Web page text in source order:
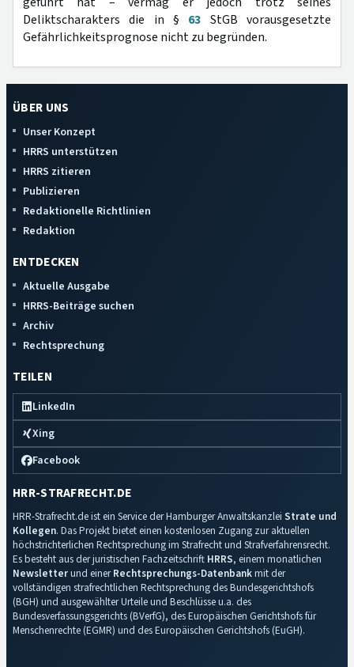
Deliktscharakters die in § 63 StGB vorausgesetzte
Gefährlichkeitsprognose nicht zu begründen.
ÜBER UNS
Unser Konzept
HRRS unterstützen
HRRS zitieren
Publizieren
Redaktionelle Richtlinien
Redaktion
ENTDECKEN
Aktuelle Ausgabe
HRRS-Beiträge suchen
Archiv
Rechtsprechung
TEILEN
LinkedIn
Xing
Facebook
HRR-STRAFRECHT.DE
HRR-Strafrecht.de ist ein Service der Hamburger Anwaltskanzlei Strate und
Kollegen. Das Projekt bietet einen kostenlosen Zugang zur aktuellen
höchstrichterlichen Rechtsprechung im Strafrecht und Strafverfahrensrecht.
Es besteht aus der juristischen Fachzeitschrift HRRS, einem monatlichen
Newsletterund einerRechtsprechungs-Datenbankmit der
vollständigen strafrechtlichen Rechtsprechung des Bundesgerichtshofs
(BGH) und ausgewählter Urteile und Beschlüsse u.a. des
Bundesverfassungsgerichts (BVerfG), des Europäischen Gerichtshofs für
Menschenrechte (EGMR) und des Europäischen Gerichtshofs (EuGH).